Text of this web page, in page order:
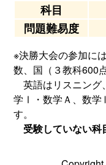
科目
問題難易度
※決勝大会の参加に
数、国（３教科600
英語はリスニング
学Ⅰ・数学Ａ、数学
す。
受験していない科